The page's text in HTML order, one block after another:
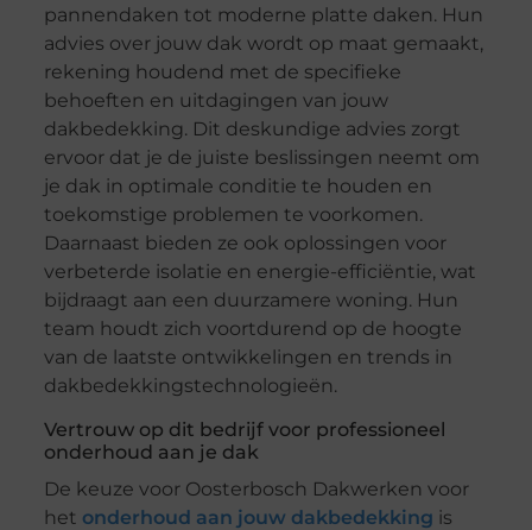
pannendaken tot moderne platte daken. Hun
advies over jouw dak wordt op maat gemaakt,
rekening houdend met de specifieke
behoeften en uitdagingen van jouw
dakbedekking. Dit deskundige advies zorgt
ervoor dat je de juiste beslissingen neemt om
je dak in optimale conditie te houden en
toekomstige problemen te voorkomen.
Daarnaast bieden ze ook oplossingen voor
verbeterde isolatie en energie-efficiëntie, wat
bijdraagt aan een duurzamere woning. Hun
team houdt zich voortdurend op de hoogte
van de laatste ontwikkelingen en trends in
dakbedekkingstechnologieën.
Vertrouw op dit bedrijf voor professioneel
onderhoud aan je dak
De keuze voor Oosterbosch Dakwerken voor
het onderhoud aan jouw dakbedekking is